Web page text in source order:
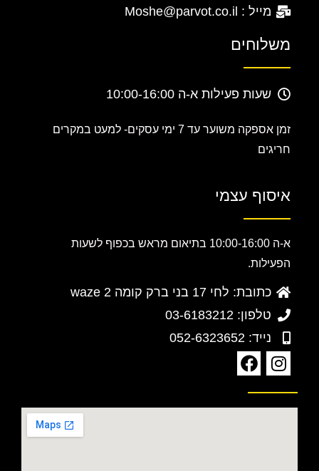
מייל : Moshe@parvot.co.il
משלוחים
שעות פעילות א-ה 10:00-16:00
זמן אספקה משוער עד 7 ימי עסקים-
למעט במקרים
חריגים
איסוף עצמי
א-ה 10:00-16:00 בתיאום מראש בכפוף לשעות
הפעילות.
כתובת: לחי 17 בני ברק קומה 2 waze
טלפון: 03-6183212
נייד: 052-6323652